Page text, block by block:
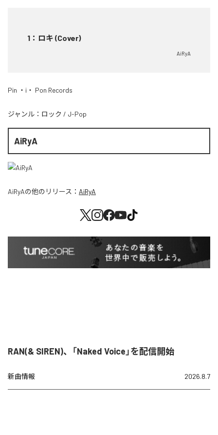
1 ： ロキ (Cover)
AiRyA
Pin ・i・ Pon Records
ジャンル： ロック / J-Pop
AiRyA
AiRyAの他のリリース： AiRyA
RAN(& SIREN)、「Naked Voice」を配信開始
新曲情報 2026.8.7